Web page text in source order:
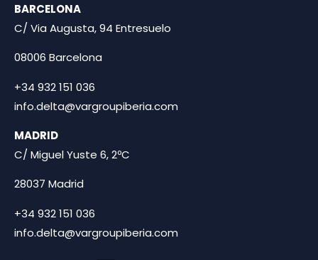
BARCELONA
C/ Via Augusta, 94 Entresuelo
08006 Barcelona
+34 932 151 036
info.delta@vargroupiberia.com
MADRID
C/ Miguel Yuste 6, 2ºC
28037 Madrid
+34 932 151 036
info.delta@vargroupiberia.com